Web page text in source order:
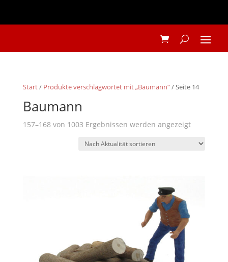
Start/ Produkte verschlagwortet mit „Baumann“/ Seite 14
Baumann
157–168 von 1003 Ergebnissen werden angezeigtNach
sortiert